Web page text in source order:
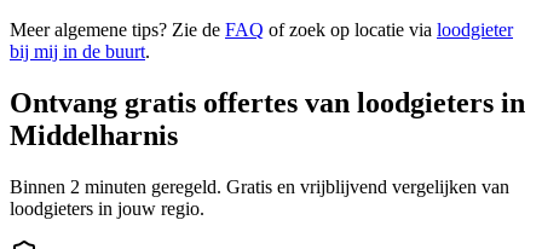
Meer algemene tips? Zie de FAQ of zoek op locatie via loodgieter
bij mij in de buurt.
Ontvang gratis offertes van loodgieters in
Middelharnis
Binnen 2 minuten geregeld. Gratis en vrijblijvend vergelijken van
loodgieters in jouw regio.